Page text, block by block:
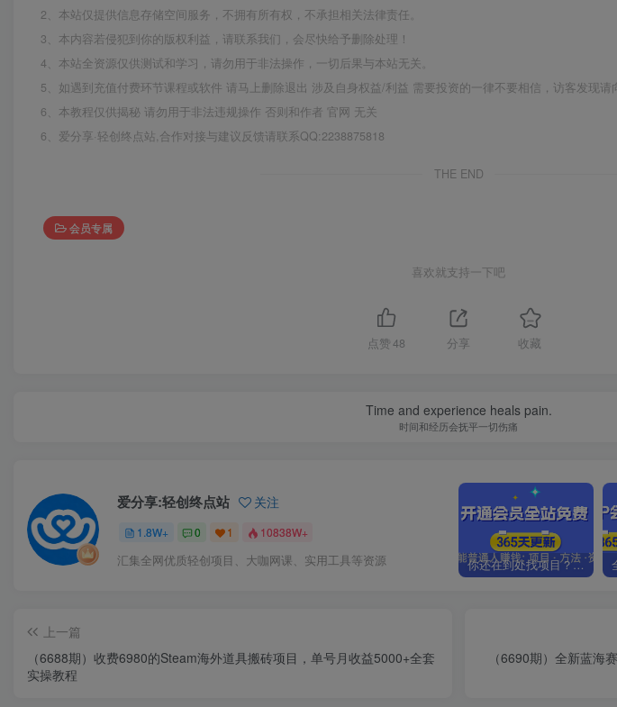
2、本站仅提供信息存储空间服务，不拥有所有权，不承担相关法律责任。
3、本内容若侵犯到你的版权利益，请联系我们，会尽快给予删除处理！
4、本站全资源仅供测试和学习，请勿用于非法操作，一切后果与本站无关。
5、如遇到充值付费环节课程或软件 请马上删除退出 涉及自身权益/利益 需要投资的一律不要相信，访客发现请
6、本教程仅供揭秘 请勿用于非法违规操作 否则和作者 官网 无关
6、爱分享·轻创终点站,合作对接与建议反馈请联系QQ:2238875818
THE END
会员专属
喜欢就支持一下吧
点赞 48 分享 收藏
Time and experience heals pain.
时间和经历会抚平一切伤痛
爱分享:轻创终点站 关注
1.8W+ 0 1 10838W+
汇集全网优质轻创项目、大咖网课、实用工具等资源 你还在到处找项目？还在当韭菜？我靠卖项目一个月收入5万+，曾经我也是个失败者。
上一篇
（6688期）收费6980的Steam海外道具搬砖项目，单号月收益5000+全套
实操教程
（6690期）全新蓝海